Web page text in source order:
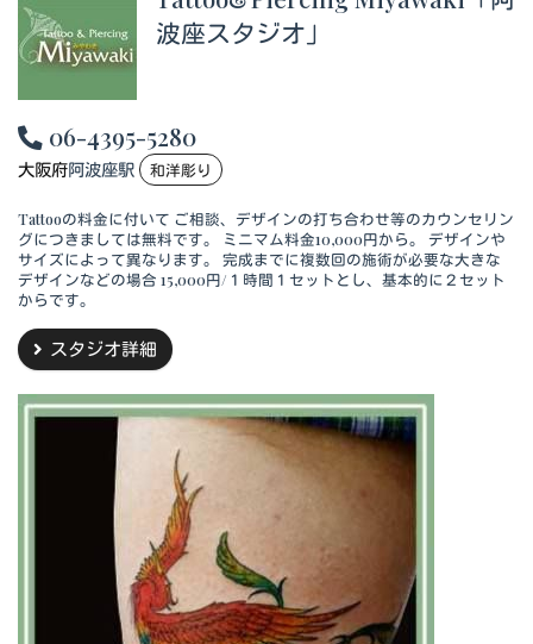
波座スタジオ」
06-4395-5280
大阪府阿波座駅 和洋彫り
Tattooの料金に付いて ご相談、デザインの打ち合わせ等のカウンセリン
グにつきましては無料です。 ミニマム料金10,000円から。 デザインや
サイズによって異なります。 完成までに複数回の施術が必要な大きな
デザインなどの場合 15,000円/１時間１セットとし、基本的に２セット
からです。
スタジオ詳細